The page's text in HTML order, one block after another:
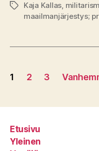
Avainsanat
Kaja Kallas,
maailmanjärjestys;
Artikkelien
1 2 3
Etusivu
Yleinen